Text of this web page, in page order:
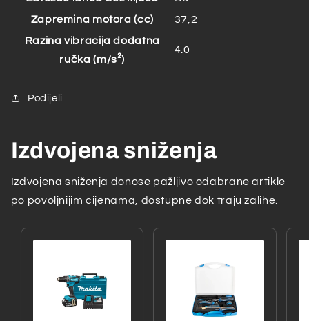
Zapremina motora (cc)
37,2
Razina vibracija dodatna
ručka (m/s²)
4.0
Podijeli
Izdvojena sniženja
Izdvojena sniženja donose pažljivo odabrane artikle
po povoljnijim cijenama, dostupne dok traju zalihe.